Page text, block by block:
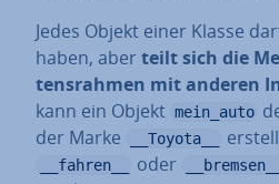
Jedes Objekt einer Klasse
haben, aber teilt sich die
tens­rah­men mit anderen
kann ein Objekt mein_auto
der Marke
__Toyota__
__fahren__ oder __bremsen__